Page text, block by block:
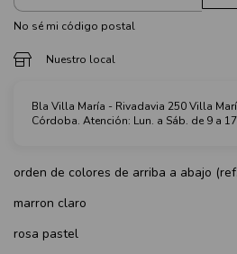
No sé mi código postal
Nuestro local
Bla Villa María - Rivadavia 250 Villa
Córdoba. Atención: Lun. a Sáb. de 9 a
orden de colores de arriba a abajo
marron claro
rosa pastel